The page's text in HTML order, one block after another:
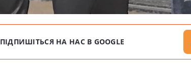
ПІДПИШІТЬСЯ НА НАС В GOOGLE